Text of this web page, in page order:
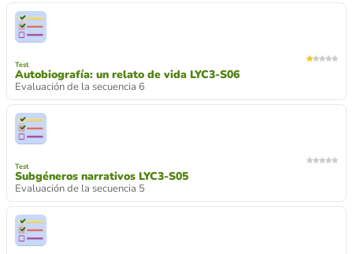
Test
Autobiografía: un relato de vida LYC3-S06
Evaluación de la secuencia 6
Test
Subgéneros narrativos LYC3-S05
Evaluación de la secuencia 5